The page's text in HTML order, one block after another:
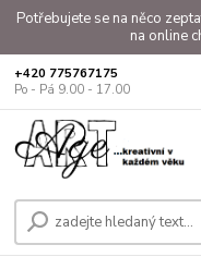
Potřebujete se na něco
na online
+420 775767175
Po - Pá 9.00 - 17.00